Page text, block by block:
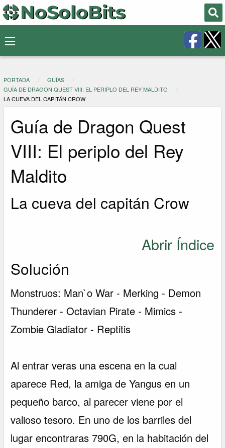
PORTADA
GUÍAS
GUÍA DE DRAGON QUEST VIII: EL PERIPLO DEL REY MALDITO
LA CUEVA DEL CAPITÁN CROW
Guía de Dragon Quest
VIII: El periplo del Rey
Maldito
La cueva del capitán Crow
Abrir Índice
Solución
Monstruos: Man`o War - Merking - Demon
Thunderer - Octavian Pirate - Mimics -
Zombie Gladiator - Reptitis
Al entrar veras una escena en la cual
aparece Red, la amiga de Yangus en un
pequeño barco, al parecer viene por el
valioso tesoro. En uno de los barriles del
lugar encontraras 790G, en la habitación del